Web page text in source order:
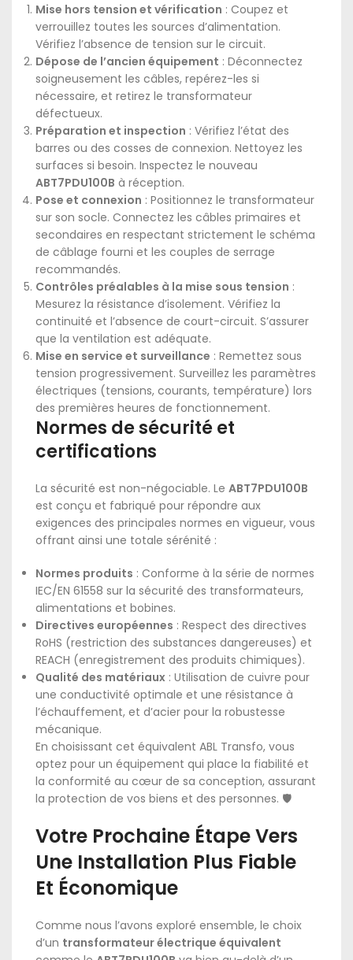
Mise hors tension et vérification : Coupez et
verrouillez toutes les sources d’alimentation.
Vérifiez l’absence de tension sur le circuit.
Dépose de l’ancien équipement : Déconnectez
soigneusement les câbles, repérez-les si
nécessaire, et retirez le transformateur
défectueux.
Préparation et inspection : Vérifiez l’état des
barres ou des cosses de connexion. Nettoyez les
surfaces si besoin. Inspectez le nouveau
ABT7PDU100B à réception.
Pose et connexion : Positionnez le transformateur
sur son socle. Connectez les câbles primaires et
secondaires en respectant strictement le schéma
de câblage fourni et les couples de serrage
recommandés.
Contrôles préalables à la mise sous tension :
Mesurez la résistance d’isolement. Vérifiez la
continuité et l’absence de court-circuit. S’assurer
que la ventilation est adéquate.
Mise en service et surveillance : Remettez sous
tension progressivement. Surveillez les paramètres
électriques (tensions, courants, température) lors
des premières heures de fonctionnement.
Normes de sécurité et
certifications
La sécurité est non-négociable. Le ABT7PDU100B
est conçu et fabriqué pour répondre aux
exigences des principales normes en vigueur, vous
offrant ainsi une totale sérénité :
Normes produits : Conforme à la série de normes
IEC/EN 61558 sur la sécurité des transformateurs,
alimentations et bobines.
Directives européennes : Respect des directives
RoHS (restriction des substances dangereuses) et
REACH (enregistrement des produits chimiques).
Qualité des matériaux : Utilisation de cuivre pour
une conductivité optimale et une résistance à
l’échauffement, et d’acier pour la robustesse
mécanique.
En choisissant cet équivalent ABL Transfo, vous
optez pour un équipement qui place la fiabilité et
la conformité au cœur de sa conception, assurant
la protection de vos biens et des personnes. 🛡️
Votre Prochaine Étape Vers
Une Installation Plus Fiable
Et Économique
Comme nous l’avons exploré ensemble, le choix
d’un transformateur électrique équivalent